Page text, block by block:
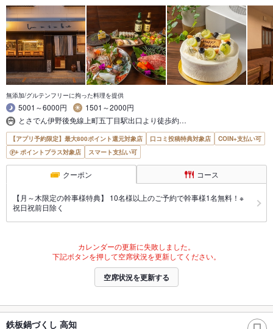
無添加/グルテンフリーに拘った料理を提供
5001～6000円
1501～2000円
とさでん伊野後免線上町五丁目駅出口より徒歩約…
【アプリ予約限定】最大800ポイント還元対象店 口コミ投稿特典対象店
COIN+支払い可
ポイントプラス対象店
スマート支払い可
クーポン コース
【月～木限定の幹事様特典】 10名様以上のご予約で幹事様1名無料！※
祝日祝前日除く
カレンダーの更新に失敗しました。
下記ボタンを押して空席状況を更新してください。
空席状況を更新する
鉄板鍋づくし 高知